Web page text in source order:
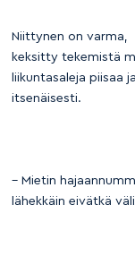
Niittynen on varma,
keksitty tekemistä
liikuntasaleja piisaa
itsenäisesti.
– Mietin
lähekkäin eivätkä